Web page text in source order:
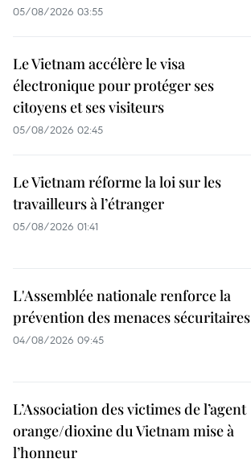
05/08/2026 03:55
Le Vietnam accélère le visa
électronique pour protéger ses
citoyens et ses visiteurs
05/08/2026 02:45
Le Vietnam réforme la loi sur les
travailleurs à l’étranger
05/08/2026 01:41
L'Assemblée nationale renforce la
prévention des menaces sécuritaires
04/08/2026 09:45
L’Association des victimes de l’agent
orange/dioxine du Vietnam mise à
l’honneur